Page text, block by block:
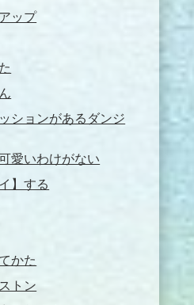
ップ
ションがあるダンジ
愛いわけがない
】する
かた
トン